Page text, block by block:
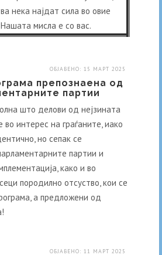
нека најдат сила во овие
мисла е со вас.
ОБЈАВЕНО: 15 МАРТ 2025
препознаена од
партии
што делови од нејзината
во интерес на граѓаните, иако
но сепак се
партии и
како и во
породилно отсуство, кои се
а предложени од
ОБЈАВЕНО: 11 МАРТ 2025